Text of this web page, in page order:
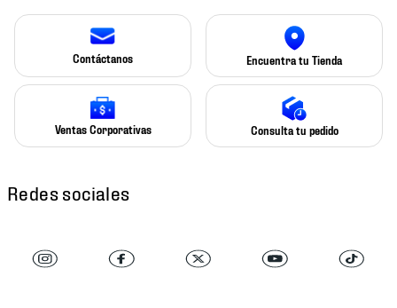
Contáctanos Encuentra tu Tienda
Ventas Corporativas Consulta tu pedido
Redes sociales